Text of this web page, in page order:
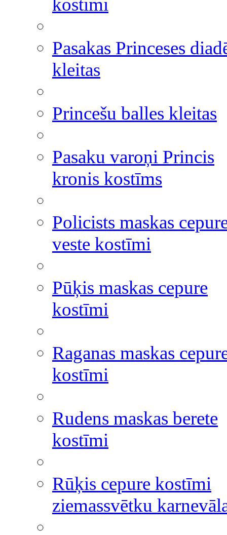
kostīmi
Pasakas Princeses
kleitas
Princešu balles kleitas
Pasaku varoņi Princis
kronis kostīms
Policists maskas
veste kostīmi
Pūķis maskas cepure
kostīmi
Raganas maskas
kostīmi
Rudens maskas berete
kostīmi
Rūķis cepure kostīmi
ziemassvētku